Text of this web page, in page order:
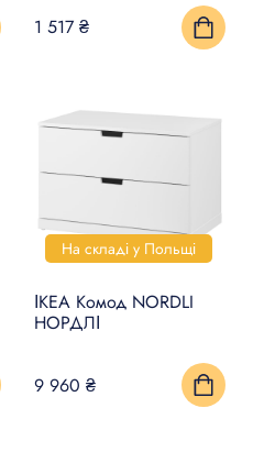
1 517 ₴
На складі у Польщі
ІКЕА Комод NORDLI
НОРДЛІ
9 960 ₴